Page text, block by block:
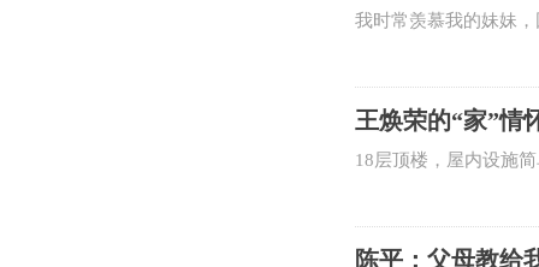
我时常羡慕我的妹妹
俊潇洒，尤其是骑着
响，我对待工作的态
王焕荣的“家”情
18层顶楼，屋内设施
和谐的大“家”。30多
陈平：父母教给